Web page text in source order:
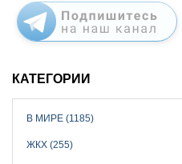
КАТЕГОРИИ
В МИРЕ (1185)
ЖКХ (255)